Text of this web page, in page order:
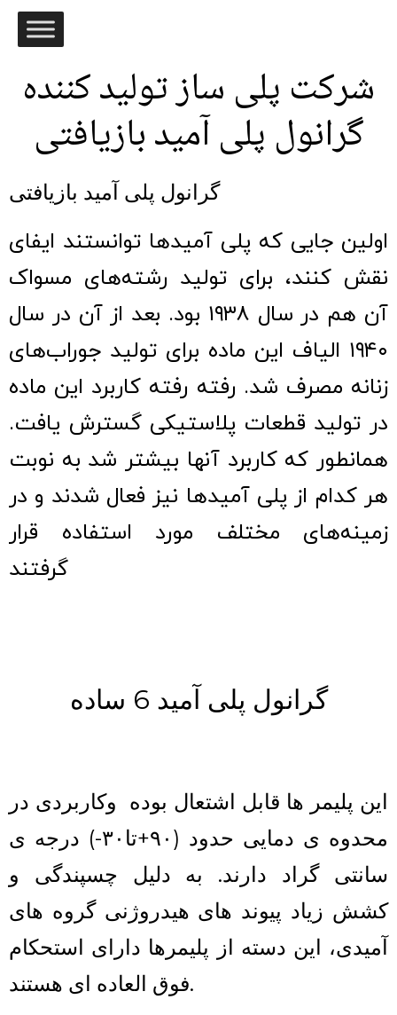
شرکت پلی ساز تولید کننده
گرانول پلی آمید بازیافتی
گرانول پلی آمید بازیافتی
اولین جایی که پلی آمیدها توانستند ایفای
نقش کنند، برای تولید رشته‌های مسواک
آن هم در سال ۱۹۳۸ بود. بعد از آن در سال
۱۹۴۰ الیاف این ماده برای تولید جوراب‌های
زنانه مصرف شد. رفته رفته کاربرد این ماده
در تولید قطعات پلاستیکی گسترش یافت.
همانطور که کاربرد آنها بیشتر شد به نوبت
هر کدام از پلی آمیدها نیز فعال شدند و در
زمینه‌های مختلف مورد استفاده قرار
گرفتند
گرانول پلی آمید 6 ساده
این پلیمر ها قابل اشتعال بوده وکاربردی در
محدوه ی دمایی حدود (۹۰+تا۳۰-) درجه ی
سانتی گراد دارند. به دلیل چسپندگی و
کشش زیاد پیوند های هیدروژنی گروه های
آمیدی، این دسته از پلیمرها دارای استحکام
فوق العاده ای هستند.